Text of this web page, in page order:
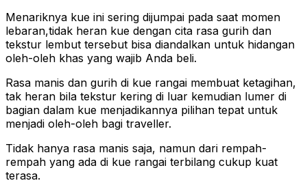
Menariknya kue ini sering dijumpai pada saat momen
lebaran,tidak heran kue dengan cita rasa gurih dan
tekstur lembut tersebut bisa diandalkan untuk hidangan
oleh-oleh khas yang wajib Anda beli.
Rasa manis dan gurih di kue rangai membuat ketagihan,
tak heran bila tekstur kering di luar kemudian lumer di
bagian dalam kue menjadikannya pilihan tepat untuk
menjadi oleh-oleh bagi traveller.
Tidak hanya rasa manis saja, namun dari rempah-
rempah yang ada di kue rangai terbilang cukup kuat
terasa.